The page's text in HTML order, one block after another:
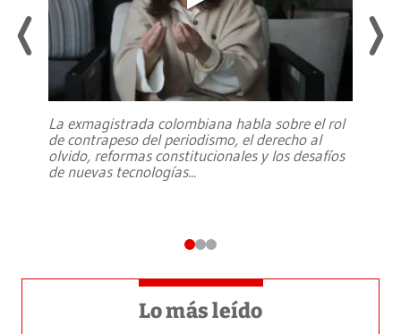
La exmagistrada colombiana habla sobre el rol
de contrapeso del periodismo, el derecho al
olvido, reformas constitucionales y los desafíos
de nuevas tecnologías...
Lo más leído